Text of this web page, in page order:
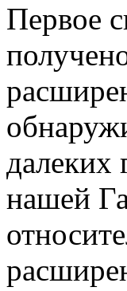
Первое
далеких
нашей